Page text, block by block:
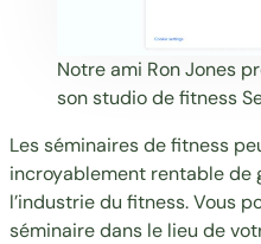
Notre ami Ron Jones
son studio de fitness
Les séminaires de fitness
incroyablement rentable de
l’industrie du fitness. Vous
séminaire dans le lieu de